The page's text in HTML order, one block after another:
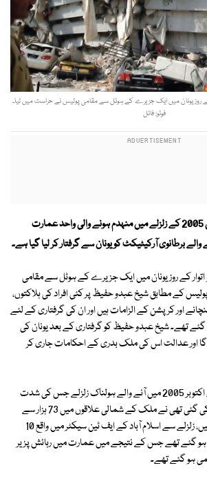
کے روز یونان میں ایک جزیرے کے ہوٹل سے مقامی پولیس نے حراست میں لیا۔
فوٹو: فائل
اسلام آباد میں 2005 کے زلزلے میں منہدم ہونے والی واحد عمارت
والے برطانوی آرکیٹیکٹ کو یونان سے گرفتار کر لیا گیا ہے۔
اتوار کے روز یونان میں ایک جزیرے کے ہوٹل سے مقامی
کے مطابق شیخ عبدو حفیظ پر کئی افراد کی ہلاکتوں،
اور کرپشن کے الزامات ہیں اور ان کی گرفتاری کے لئے
تھے۔ شیخ عبدو حفیظ کو گرفتاری کے بعد یونان کی
اور عدالت اس کی ملک بدری کے احکامات جاری کر
واضح رہے کہ پاکستان میں اکتوبر 2005 میں آنے والے ہولناک زلزلے جس کی شدت
ریکٹر اسکیل پر 7.6 ریکارڈ کی گئی تھی نے ملک کے شمالی علاقوں میں 73 ہزار سے
زائد افراد کی جانیں لے لی تھیں، زلزلے سے اسلام آباد کے ایف ٹین سیکٹر میں واقع 10
ہو گئے تھے جس کے نتیجے میں عمارت میں رہائش پزیر